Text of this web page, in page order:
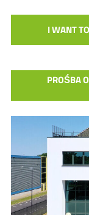
I WANT
PROŚBA